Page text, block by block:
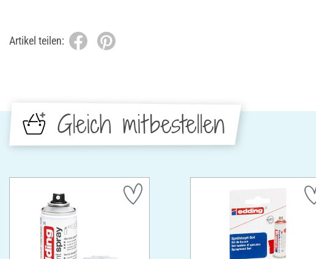
Artikel teilen:
Gleich mitbestellen